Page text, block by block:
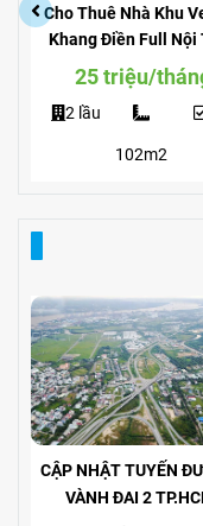
Cho Thuê Nhà Khu
Khang Điền Full Nội
Giá Siêu Rẻ
25 triệu/
2 lầu
102m2
CẬP NHẬT TUYẾN
VÀNH ĐAI 2